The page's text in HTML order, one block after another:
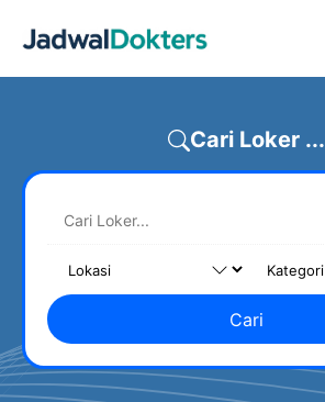
Cari Loker ...
Cari